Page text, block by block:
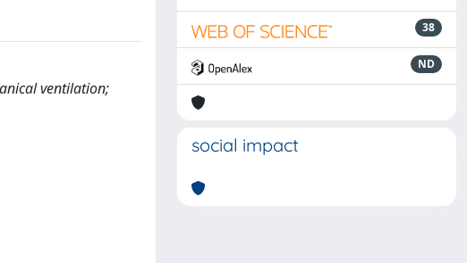
ventilation;
38
ND
social impact